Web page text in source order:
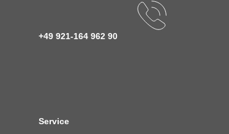
+49 921-164 962 90
Service